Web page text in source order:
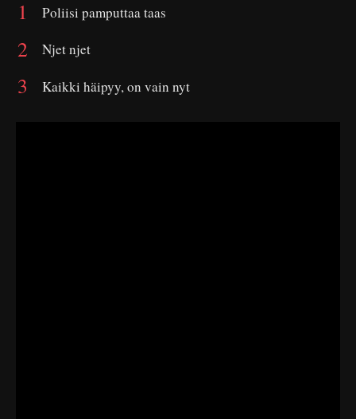
Poliisi pamputtaa taas
Njet njet
Kaikki häipyy, on vain nyt